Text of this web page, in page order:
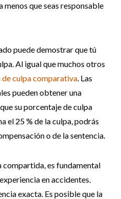
menos que seas responsable
puede demostrar que tú
Al igual que muchos otros
de culpa comparativa. Las
pueden obtener una
su porcentaje de culpa
el 25 % de la culpa, podrás
o de la sentencia.
compartida, es fundamental
en accidentes.
exacta. Es posible que la